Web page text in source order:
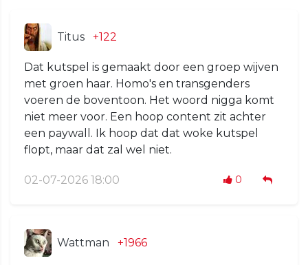
Titus +122
Dat kutspel is gemaakt door een groep wijven
met groen haar. Homo's en transgenders
voeren de boventoon. Het woord nigga komt
niet meer voor. Een hoop content zit achter
een paywall. Ik hoop dat dat woke kutspel
flopt, maar dat zal wel niet.
02-07-2026 18:00 0
Wattman +1966